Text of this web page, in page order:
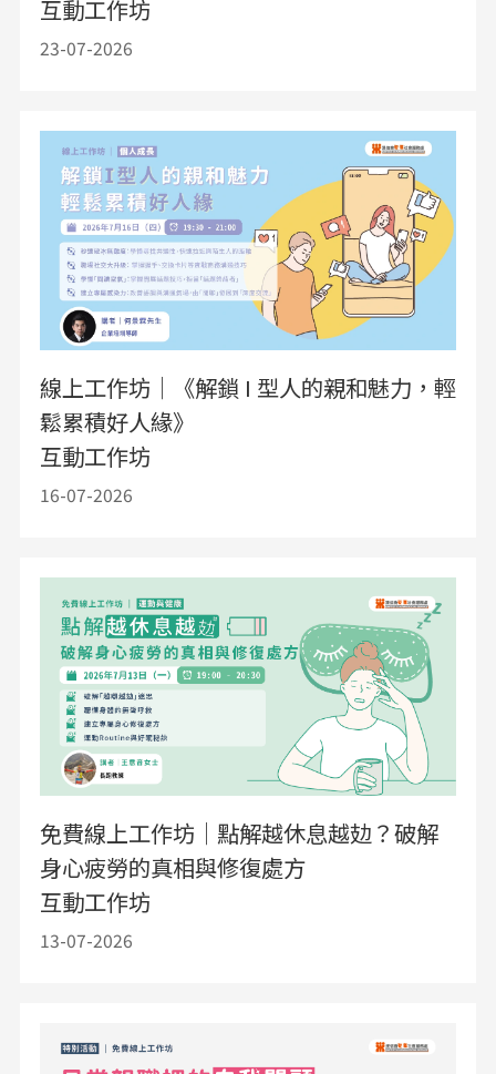
互動工作坊
23-07-2026
線上工作坊｜《解鎖 I 型人的親和魅力，輕
鬆累積好人緣》
互動工作坊
16-07-2026
免費線上工作坊｜點解越休息越攰？破解
身心疲勞的真相與修復處方
互動工作坊
13-07-2026